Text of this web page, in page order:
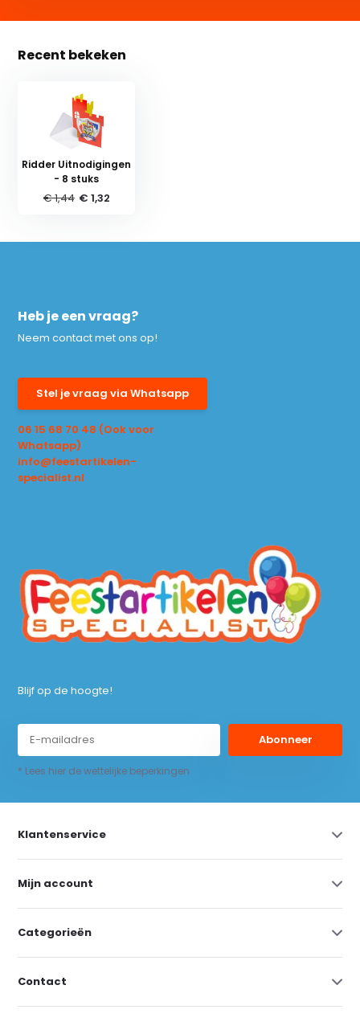
Recent bekeken
Ridder Uitnodigingen
- 8 stuks
€ 1,44 € 1,32
Heb je een vraag?
Neem contact met ons op!
Stel je vraag via Whatsapp
06 15 68 70 48 (Ook voor
Whatsapp)
info@feestartikelen-
specialist.nl
Blijf op de hoogte!
Abonneer
* Lees hier de wettelijke beperkingen
Klantenservice
Mijn account
Categorieën
Contact